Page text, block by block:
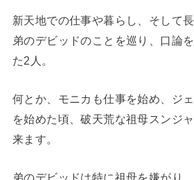
新天地での仕事や暮らし、そして
弟のデビッドのことを巡り、口論
た2人。
何とか、モニカも仕事を始め、ジ
を始めた頃、破天荒な祖母スンジ
来ます。